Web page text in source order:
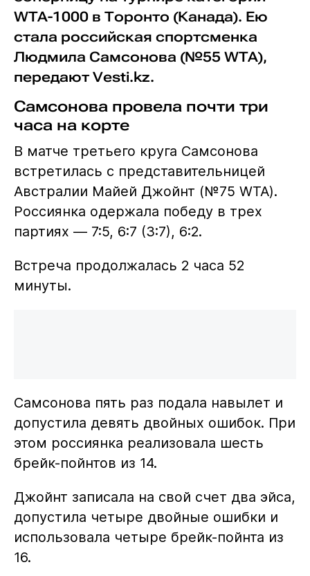
WTA-1000 в Торонто (Канада). Ею
стала российская спортсменка
Людмила Самсонова (№55 WTA),
передают Vesti.kz.
Самсонова провела почти три
часа на корте
В матче третьего круга Самсонова
встретилась с представительницей
Австралии Майей Джойнт (№75 WTA).
Россиянка одержала победу в трех
партиях — 7:5, 6:7 (3:7), 6:2.
Встреча продолжалась 2 часа 52
минуты.
Самсонова пять раз подала навылет и
допустила девять двойных ошибок. При
этом россиянка реализовала шесть
брейк-пойнтов из 14.
Джойнт записала на свой счет два эйса,
допустила четыре двойные ошибки и
использовала четыре брейк-пойнта из
16.